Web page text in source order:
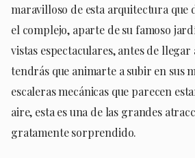
maravilloso de esta arquitectura que
el complejo, aparte de su famoso
vistas espectaculares, antes de llegar
tendrás que animarte a subir en sus
escaleras mecánicas que parecen
aire, esta es una de las grandes
gratamente sorprendido.